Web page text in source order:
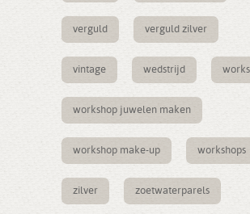
verguld verguld zilver
vintage wedstrijd
workshop juwelen maken
workshop make-up workshops
zilver zoetwaterparels